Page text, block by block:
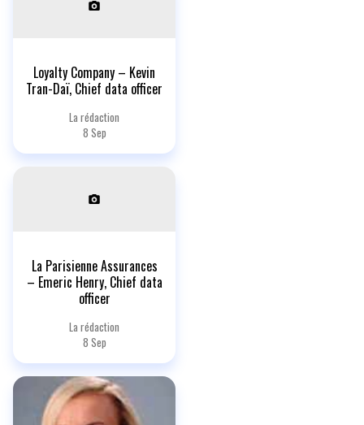
Loyalty Company – Kevin
Tran-Daï, Chief data officer
La rédaction
8 Sep
La Parisienne Assurances
– Emeric Henry, Chief data
officer
La rédaction
8 Sep